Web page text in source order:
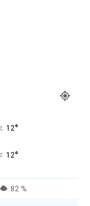
12°
12°
82 %